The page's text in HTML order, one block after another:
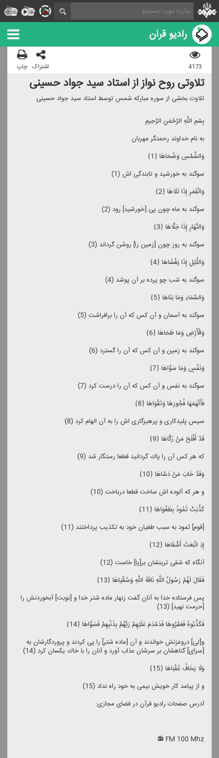
رادیو قرآن
4173 اشتراک چاپ
تلاوتی روح نواز از استاد سید جواد حسینی
تلاوت بخشی از سوره مباركه شمس توسط استاد سید جواد حسینی
بِسْمِ اللَّهِ الرَّحْمَنِ الرَّحِیمِ
به نام خداوند رحمتگر مهربان
وَالشَّمْسِ وَضُحَاهَا ﴿1﴾
سوگند به خورشید و تابندگى‏ اش (1)
وَالْقَمَرِ إِذَا تَلَاهَا ﴿2﴾
سوگند به ماه چون پى [خورشید] رود (2)
وَالنَّهَارِ إِذَا جَلَّاهَا ﴿3﴾
سوگند به روز چون [زمین را] روشن گرداند (3)
وَاللَّیْلِ إِذَا یَغْشَاهَا ﴿4﴾
سوگند به شب چو پرده بر آن پوشد (4)
وَالسَّمَاءِ وَمَا بَنَاهَا ﴿5﴾
سوگند به آسمان و آن كس كه آن را برافراشت (5)
وَالْأَرْضِ وَمَا طَحَاهَا ﴿6﴾
سوگند به زمین و آن كس كه آن را گسترد (6)
وَنَفْسٍ وَمَا سَوَّاهَا ﴿7﴾
سوگند به نفس و آن كس كه آن را درست كرد (7)
فَأَلْهَمَهَا فُجُورَهَا وَتَقْوَاهَا ﴿8﴾
سپس پلیدكارى و پرهیزگارى‏ اش را به آن الهام كرد (8)
قَدْ أَفْلَحَ مَنْ زَكَّاهَا ﴿9﴾
كه هر كس آن را پاك گردانید قطعا رستگار شد (9)
وَقَدْ خَابَ مَنْ دَسَّاهَا ﴿10﴾
و هر كه آلوده‏ اش ساخت قطعا درباخت (10)
كَذَّبَتْ ثَمُودُ بِطَغْوَاهَا ﴿11﴾
[قوم] ثمود به سبب طغیان خود به تكذیب پرداختند (11)
إِذِ انْبَعَثَ أَشْقَاهَا ﴿12﴾
آنگاه كه شقى‏ ترینشان بر[پا] خاست (12)
فَقَالَ لَهُمْ رَسُولُ اللَّهِ نَاقَةَ اللَّهِ وَسُقْیَاهَا ﴿13﴾
پس فرستاده خدا به آنان گفت زنهار ماده‏ شتر خدا و [نوبت] آب‏خوردنش را
[حرمت نهید] (13)
فَكَذَّبُوهُ فَعَقَرُوهَا فَدَمْدَمَ عَلَیْهِمْ رَبُّهُمْ بِذَنْبِهِمْ فَسَوَّاهَا ﴿14﴾
و[لى] دروغزنش خواندند و آن [ماده‏ شتر] را پى كردند و پروردگارشان به
[سزاى] گناهشان بر سرشان عذاب آورد و آنان را با خاك یكسان كرد (14)
وَلَا یَخَافُ عُقْبَاهَا ﴿15﴾
و از پیامد كار خویش بیمى به خود راه نداد (15)
آدرس صفحات رادیو قرآن در فضای مجازی:
FM 100 Mhz 📻